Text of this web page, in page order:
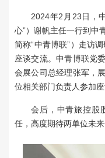
线上展会
线上展会介绍
即将举办的展会 展商报名
2024年2月23日，
心”）谢帆主任一行到中
简称“中青博联”）走访
座谈交流。中青博联党
会展公司总经理张军，
位相关部门负责人参加座
会后，中青旅控股
任，高度期待两单位未来